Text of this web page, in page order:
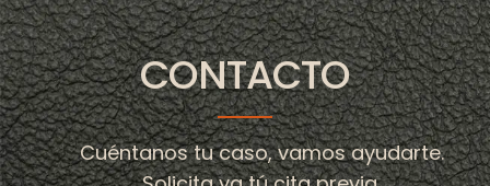
CONTACTO
Cuéntanos tu caso, vamos ayudarte.